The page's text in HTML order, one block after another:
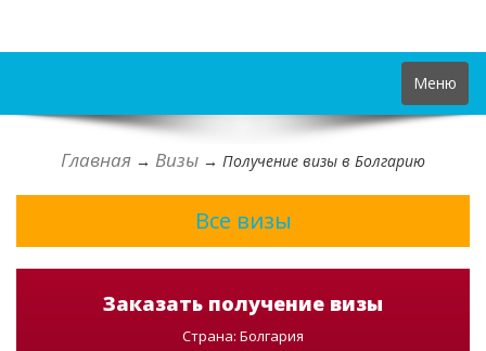
Toggle
navigation
Меню
Главная → Визы → Получение визы в Болгарию
Все визы
Заказать получение визы
Страна: Болгария